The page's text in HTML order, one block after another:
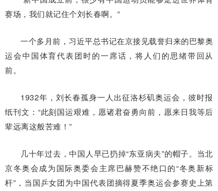
赛场，我们就记住个刘长春啊。”
一个多月前，习近平总书记在京接见载誉归来的巴黎奥
运会中国体育代表团时的一席话，将人们的思绪带回从
前。
1932年，刘长春孤身一人出征洛杉矶奥运会，彼时报
纸刊文：“此刻国运艰难，愿诸君奋勇向前，愿来日我等后
辈远离这般苦难！”
几十年过去，中国人早已扔掉“东亚病夫”的帽子。当北
京冬奥会成为国际奥委会主席巴赫赞不绝口的“冬奥新标
杆”，当国乒女团为中国代表团摘得夏季奥运会参赛史上第